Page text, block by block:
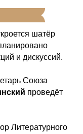
шатёр
и дискуссий.
Союза
проведёт
Литературного